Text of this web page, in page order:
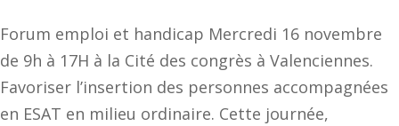
Forum emploi et handicap Mercredi 16 novembre
de 9h à 17H à la Cité des congrès à Valenciennes.
Favoriser l’insertion des personnes accompagnées
en ESAT en milieu ordinaire. Cette journée,